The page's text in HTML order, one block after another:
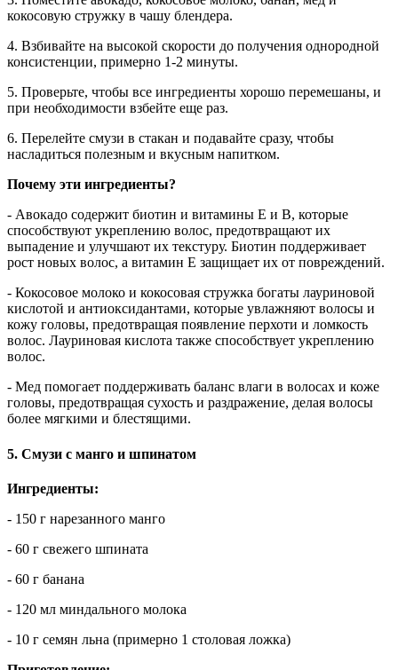
кокосовую стружку в чашу блендера.
4. Взбивайте на высокой скорости до получения однородной
консистенции, примерно 1-2 минуты.
5. Проверьте, чтобы все ингредиенты хорошо перемешаны, и
при необходимости взбейте еще раз.
6. Перелейте смузи в стакан и подавайте сразу, чтобы
насладиться полезным и вкусным напитком.
Почему эти ингредиенты?
- Авокадо содержит биотин и витамины E и B, которые
способствуют укреплению волос, предотвращают их
выпадение и улучшают их текстуру. Биотин поддерживает
рост новых волос, а витамин E защищает их от повреждений.
- Кокосовое молоко и кокосовая стружка богаты лауриновой
кислотой и антиоксидантами, которые увлажняют волосы и
кожу головы, предотвращая появление перхоти и ломкость
волос. Лауриновая кислота также способствует укреплению
волос.
- Мед помогает поддерживать баланс влаги в волосах и коже
головы, предотвращая сухость и раздражение, делая волосы
более мягкими и блестящими.
5. Смузи с манго и шпинатом
Ингредиенты:
- 150 г нарезанного манго
- 60 г свежего шпината
- 60 г банана
- 120 мл миндального молока
- 10 г семян льна (примерно 1 столовая ложка)